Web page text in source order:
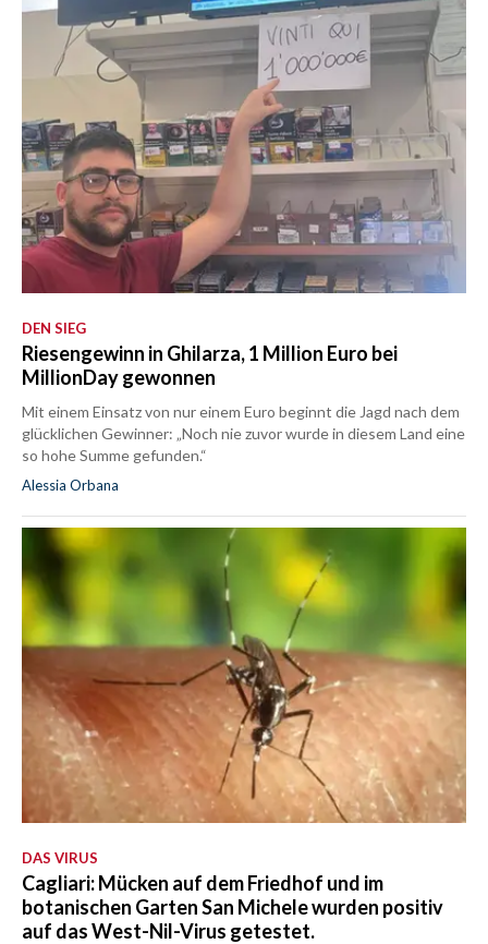
DEN SIEG
Riesengewinn in Ghilarza, 1 Million Euro bei
MillionDay gewonnen
Mit einem Einsatz von nur einem Euro beginnt die Jagd nach dem
glücklichen Gewinner: „Noch nie zuvor wurde in diesem Land eine
so hohe Summe gefunden.“
Alessia Orbana
DAS VIRUS
Cagliari: Mücken auf dem Friedhof und im
botanischen Garten San Michele wurden positiv
auf das West-Nil-Virus getestet.